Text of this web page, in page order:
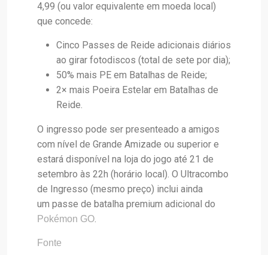
4,99 (ou valor equivalente em moeda local)
que concede:
Cinco Passes de Reide adicionais diários
ao girar fotodiscos (total de sete por dia);
50% mais PE em Batalhas de Reide;
2× mais Poeira Estelar em Batalhas de
Reide.
O ingresso pode ser presenteado a amigos
com nível de Grande Amizade ou superior e
estará disponível na loja do jogo até 21 de
setembro às 22h (horário local). O Ultracombo
de Ingresso (mesmo preço) inclui ainda
um passe de batalha premium adicional do
Pokémon GO.
Fonte